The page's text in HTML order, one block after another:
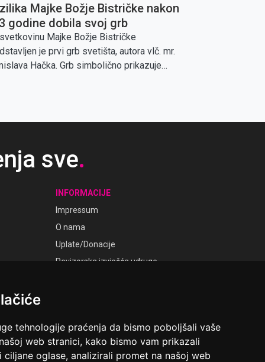
tehnologije praćenja da bismo poboljšali vaše
web stranici, kako bismo vam prikazali
oglase, analizirali promet na našoj web
Majke Božje Bistričke nakon
godine dobila svoj grb
Majke Božje Bistričke
je prvi grb svetišta, autora vlč. mr.
Hačka. Grb simbolično prikazuje
sve.
INFORMACIJE
Impressum
O nama
Uplate/Donacije
Revizorska izvješća udruge
GALERIJE
Laudato Galerije